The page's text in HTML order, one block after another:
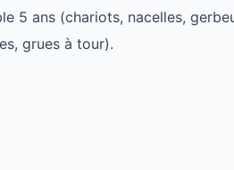
5 ans (chariots, nacelles,
grues à tour).